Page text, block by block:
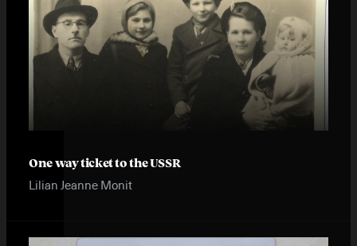
One way ticket to the USSR
Lilian Jeanne Monit